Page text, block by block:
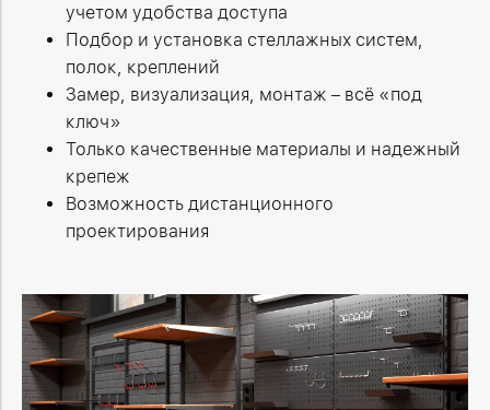
учетом удобства доступа
Подбор и установка стеллажных систем,
полок, креплений
Замер, визуализация, монтаж – всё «под
ключ»
Только качественные материалы и надежный
крепеж
Возможность дистанционного
проектирования